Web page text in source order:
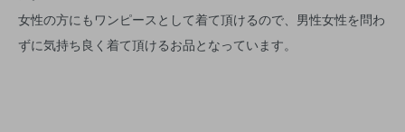
女性の方にもワンピースとして着て頂けるので、男性女性を問わ
ずに気持ち良く着て頂けるお品となっています。